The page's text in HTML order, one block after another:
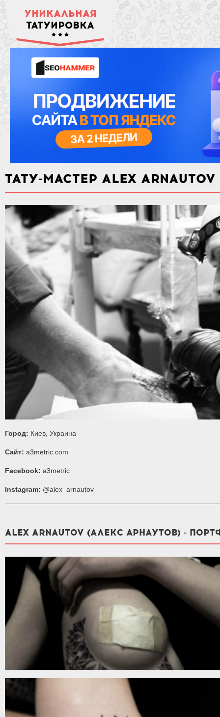
УНИКАЛЬНАЯ
ТАТУИРОВКА
ТАТУ-МАСТЕР ALEX ARNAUTOV
Город: Киев, Украина
Сайт: a3metric.com
Facebook: a3metric
Instagram: @alex_arnautov
ALEX ARNAUTOV (АЛЕКС АРНАУТОВ) -